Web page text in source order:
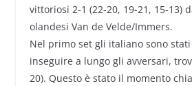
vittoriosi 2-1 (22-20, 19-21, 15-13)
olandesi Van de Velde/Immers.
Nel primo set gli italiano sono
inseguire a lungo gli avversari,
20). Questo è stato il momento